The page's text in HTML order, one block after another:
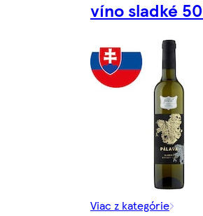
víno sladké
Viac z kategórie